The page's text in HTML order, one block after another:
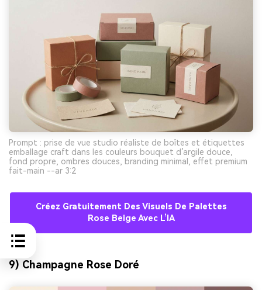
Prompt : prise de vue studio réaliste de boîtes et étiquettes
emballage craft dans les couleurs bouquet d’argile douce,
fond propre, ombres douces, branding minimal, effet premium
fait-main --ar 3:2
Créez Gratuitement Des Visuels De Palettes
Rose Beige Avec L’IA
9) Champagne Rose Doré